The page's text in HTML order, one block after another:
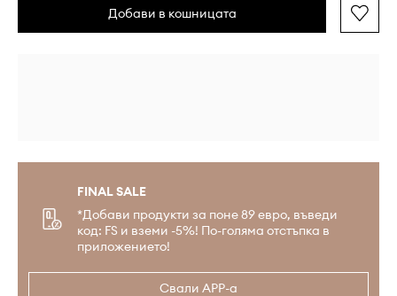
Добави в кошницата
FINAL SALE
*Добави продукти за поне 89 евро, въведи
код: FS и вземи -5%! По-голяма отстъпка в
приложението!
Свали APP-а